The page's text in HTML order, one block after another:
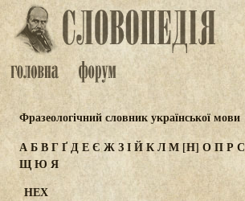
Фразеологічний словник української мови
АБВГҐДЕЄ ЖЗІЙКЛМ [Н] ОПР С
ЩЮ Я
НЕХ